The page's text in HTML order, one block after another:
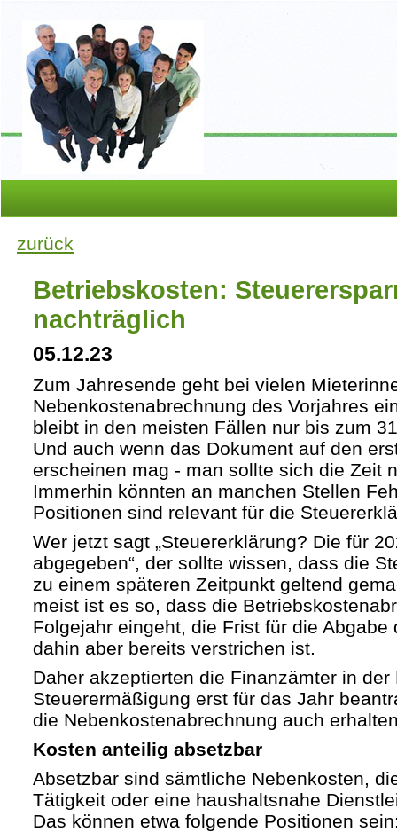
zurück
Betriebskosten:
nachträglich
05.12.23
Zum Jahresende geht bei vielen
Nebenkostenabrechnung des Vorjahres
bleibt in den meisten Fällen nur bis zum
Und auch wenn das Dokument auf den
erscheinen mag - man sollte sich die Zeit
Immerhin könnten an manchen Stellen
Positionen sind relevant für die
Wer jetzt sagt „Steuererklärung? Die für
abgegeben“, der sollte wissen, dass die
zu einem späteren Zeitpunkt geltend
meist ist es so, dass die
Folgejahr eingeht, die Frist für die Abgabe
dahin aber bereits verstrichen ist.
Daher akzeptierten die Finanzämter in der
Steuerermäßigung erst für das Jahr
die Nebenkostenabrechnung auch
Kosten anteilig absetzbar
Absetzbar sind sämtliche Nebenkosten,
Tätigkeit oder eine haushaltsnahe
Das können etwa folgende Positionen